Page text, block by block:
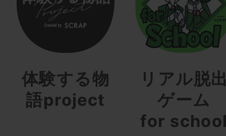
体験する物
語project
リアル脱
ゲーム
for